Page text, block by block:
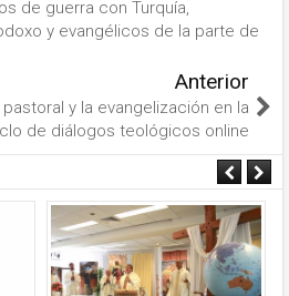
de guerra con Turquía,
y evangélicos de la parte de
Anterior
pastoral y la evangelización en la
de diálogos teológicos online